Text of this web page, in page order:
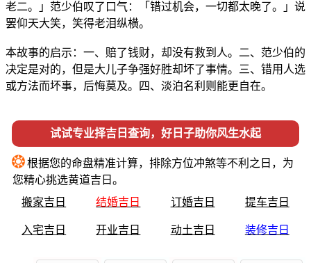
老二。」范少伯叹了口气：「错过机会，一切都太晚了。」说
罢仰天大笑，笑得老泪纵横。
本故事的启示：一、赔了钱财，却没有救到人。二、范少伯的
决定是对的，但是大儿子争强好胜却坏了事情。三、错用人选
或方法而坏事，后悔莫及。四、淡泊名利则能更自在。
试试专业择吉日查询，好日子助你风生水起
❂根据您的命盘精准计算，排除方位冲煞等不利之日，为
您精心挑选黄道吉日。
搬家吉日
结婚吉日 订婚吉日 提车吉日
入宅吉日 开业吉日 动土吉日 装修吉日